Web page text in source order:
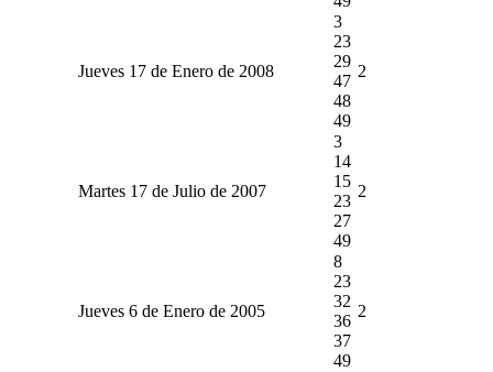
Jueves 17 de Enero de 2008
3
23
29
47
48
49
2
Martes 17 de Julio de 2007
3
14
15
23
27
49
2
Jueves 6 de Enero de 2005
8
23
32
36
37
49
2